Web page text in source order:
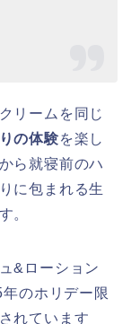
リームを同じ
の体験を楽し
ら就寝前のハ
に包まれる生
。
&ローション
のホリデー限
れています